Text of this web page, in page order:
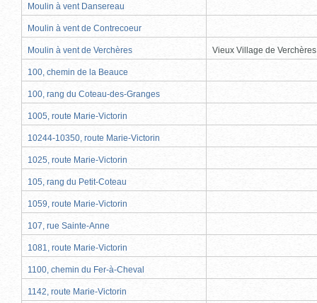
Moulin à vent Dansereau
Moulin à vent de Contrecoeur
Moulin à vent de Verchères Vieux Village de Verchères
100, chemin de la Beauce
100, rang du Coteau-des-Granges
1005, route Marie-Victorin
10244-10350, route Marie-Victorin
1025, route Marie-Victorin
105, rang du Petit-Coteau
1059, route Marie-Victorin
107, rue Sainte-Anne
1081, route Marie-Victorin
1100, chemin du Fer-à-Cheval
1142, route Marie-Victorin